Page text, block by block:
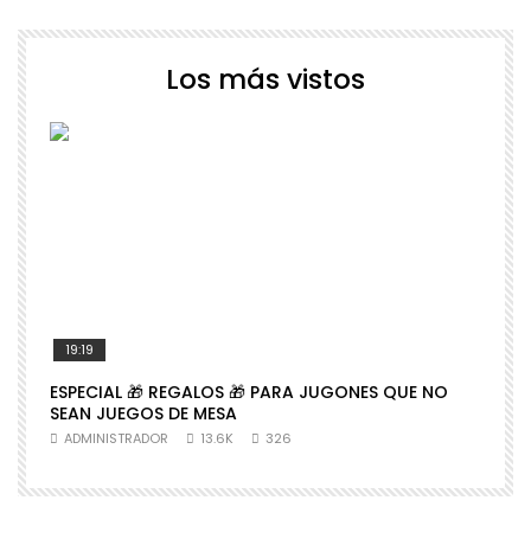
Los más vistos
19:19
ESPECIAL 🎁 REGALOS 🎁 PARA JUGONES QUE NO
SEAN JUEGOS DE MESA
ADMINISTRADOR 13.6K 326